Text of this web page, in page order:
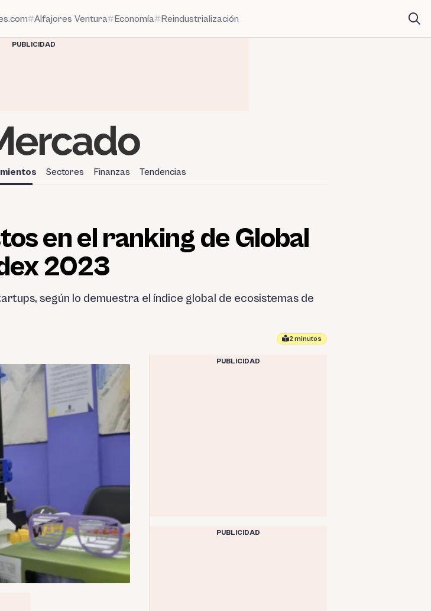
Alfajores Ventura Economía Reindustrialización
PUBLICIDAD
Sectores Finanzas Tendencias
en el ranking de Global
2023
según lo demuestra el índice global de ecosistemas de
2 minutos
PUBLICIDAD
PUBLICIDAD